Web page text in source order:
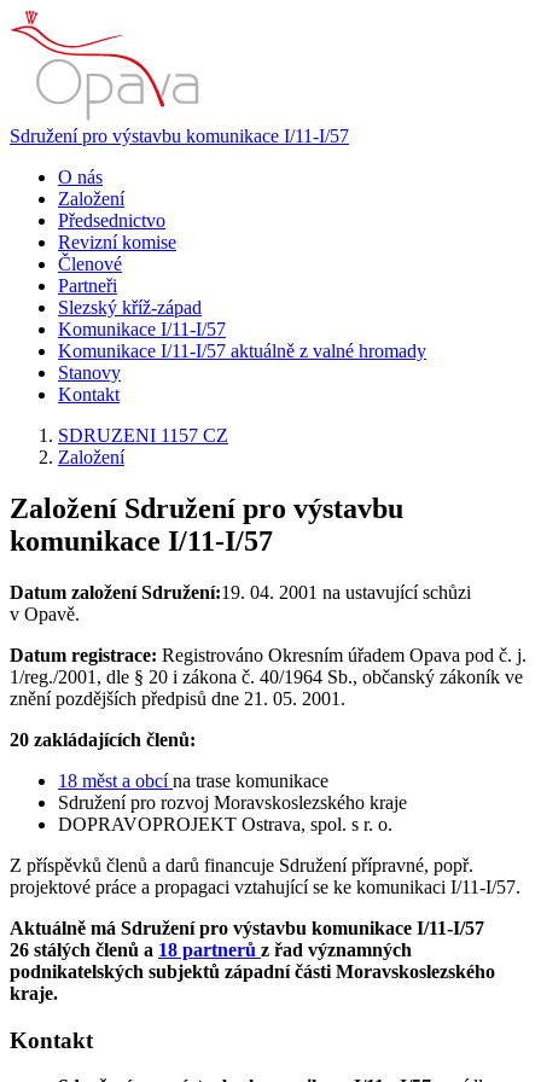
Sdružení pro výstavbu komunikace I/11-I/57
O nás
Založení
Předsednictvo
Revizní komise
Členové
Partneři
Slezský kříž-západ
Komunikace I/11-I/57
Komunikace I/11-I/57 aktuálně z valné hromady
Stanovy
Kontakt
SDRUZENI 1157 CZ
Založení
Založení Sdružení pro výstavbu
komunikace I/11-I/57
Datum založení Sdružení:19. 04. 2001 na ustavující schůzi
v Opavě.
Datum registrace: Registrováno Okresním úřadem Opava pod č. j.
1/reg./2001, dle § 20 i zákona č. 40/1964 Sb., občanský zákoník ve
znění pozdějších předpisů dne 21. 05. 2001.
20 zakládajících členů:
18 měst a obcína trase komunikace
Sdružení pro rozvoj Moravskoslezského kraje
DOPRAVOPROJEKT Ostrava, spol. s r. o.
Z příspěvků členů a darů financuje Sdružení přípravné, popř.
projektové práce a propagaci vztahující se ke komunikaci I/11-I/57.
Aktuálně má Sdružení pro výstavbu komunikace I/11-I/57
26 stálých členů a 18 partnerů z řad významných
podnikatelských subjektů západní části Moravskoslezského
kraje.
Kontakt